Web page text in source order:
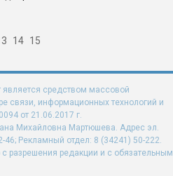
14 15
является средством массовой
связи, информационных технологий и
от 21.06.2017 г.
Михайловна Мартюшева. Адрес эл.
Рекламный отдел: 8 (34241) 50-222.
разрешения редакции и с обязательным